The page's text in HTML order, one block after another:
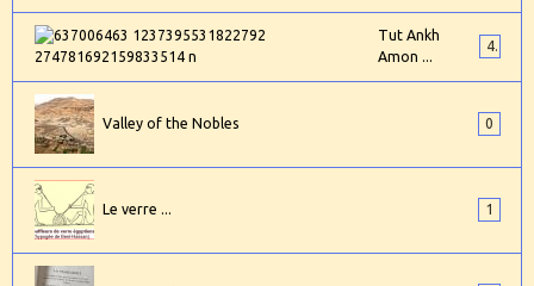
Tut Ankh
Amon ...
4
Valley of the Nobles 0
Le verre ... 1